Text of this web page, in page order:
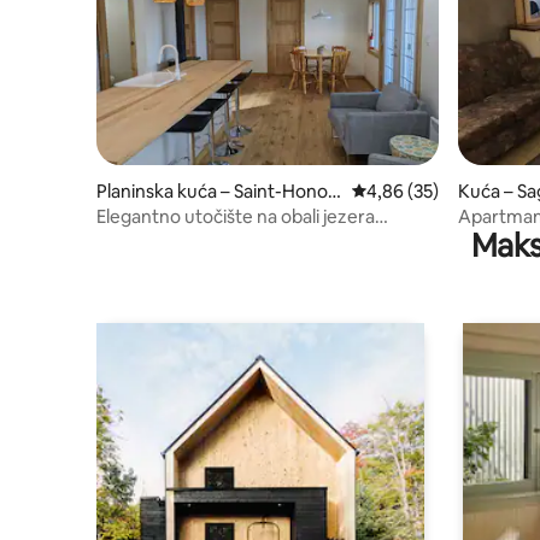
Planinska kuća – Saint-Honor
é
Prosječna ocjena:
4,86 (35)
Elegantno utočište na obali jezera
Kuća –
vrata broj